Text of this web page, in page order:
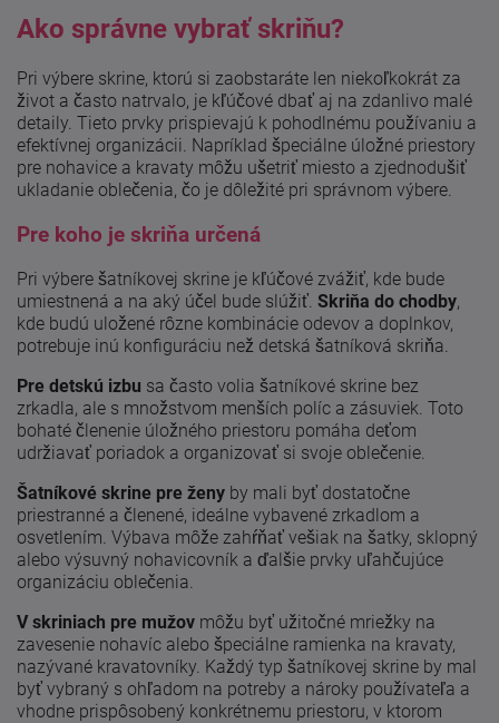
Ako správne vybrať skriňu?
Pri výbere skrine, ktorú si zaobstaráte len niekoľkokrát za
život a často natrvalo, je kľúčové dbať aj na zdanlivo malé
detaily. Tieto prvky prispievajú k pohodlnému používaniu a
efektívnej organizácii. Napríklad špeciálne úložné priestory
pre nohavice a kravaty môžu ušetriť miesto a zjednodušiť
ukladanie oblečenia, čo je dôležité pri správnom výbere.
Pre koho je skriňa určená
Pri výbere šatníkovej skrine je kľúčové zvážiť, kde bude
umiestnená a na aký účel bude slúžiť. Skriňa do chodby,
kde budú uložené rôzne kombinácie odevov a doplnkov,
potrebuje inú konfiguráciu než detská šatníková skriňa.
Pre detskú izbu sa často volia šatníkové skrine bez
zrkadla, ale s množstvom menších políc a zásuviek. Toto
bohaté členenie úložného priestoru pomáha deťom
udržiavať poriadok a organizovať si svoje oblečenie.
Šatníkové skrine pre ženy by mali byť dostatočne
priestranné a členené, ideálne vybavené zrkadlom a
osvetlením. Výbava môže zahŕňať vešiak na šatky, sklopný
alebo výsuvný nohavicovník a ďalšie prvky uľahčujúce
organizáciu oblečenia.
V skriniach pre mužov môžu byť užitočné mriežky na
zavesenie nohavíc alebo špeciálne ramienka na kravaty,
nazývané kravatovníky. Každý typ šatníkovej skrine by mal
byť vybraný s ohľadom na potreby a nároky používateľa a
vhodne prispôsobený konkrétnemu priestoru, v ktorom